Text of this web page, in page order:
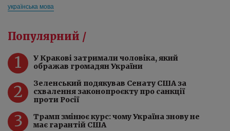
українська мова
Популярний /
1
У Кракові затримали чоловіка, який
ображав громадян України
2
Зеленський подякував Сенату США за
схвалення законопроєкту про санкції
проти Росії
3
Трамп змінює курс: чому Україна знову не
має гарантій США